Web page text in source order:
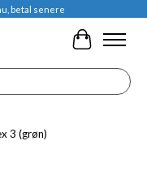
betal senere
3 (grøn)